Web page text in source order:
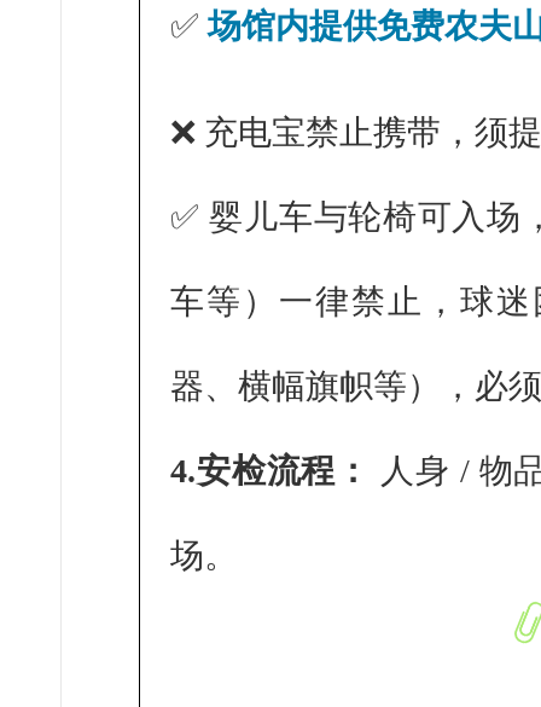
✅场馆内提供免费农夫
❌ 充电宝禁止携带，须
✅ 婴儿车与轮椅可入场
车等）一律禁止，球
器、横幅旗帜等），必
4.安检流程： 人身 / 物
场。